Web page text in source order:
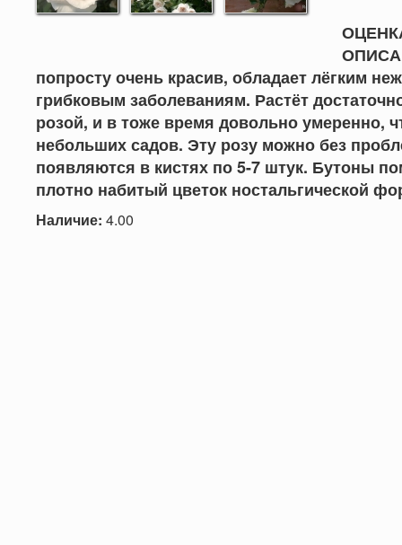
попросту очень красив, обладает лёгким
грибковым заболеваниям. Растёт
розой, и в тоже время довольно умеренно,
небольших садов. Эту розу можно без
появляются в кистях по 5-7 штук. Бутоны
плотно набитый цветок ностальгической
Наличие: 4.00